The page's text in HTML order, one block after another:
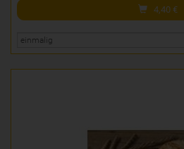
4,40 €